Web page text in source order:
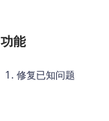
功能
修复已知问题